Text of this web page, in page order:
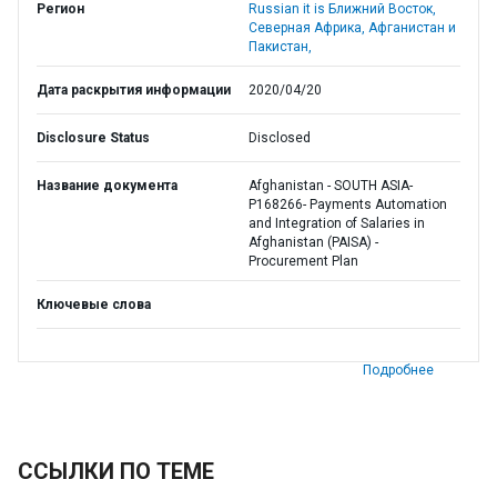
Регион
Russian it is Ближний Восток,
Северная Африка, Афганистан и
Пакистан,
Дата раскрытия информации 2020/04/20
Disclosure Status Disclosed
Название документа
Afghanistan - SOUTH ASIA-
P168266- Payments Automation
and Integration of Salaries in
Afghanistan (PAISA) -
Procurement Plan
Ключевые слова
Подробнее
ССЫЛКИ ПО ТЕМЕ